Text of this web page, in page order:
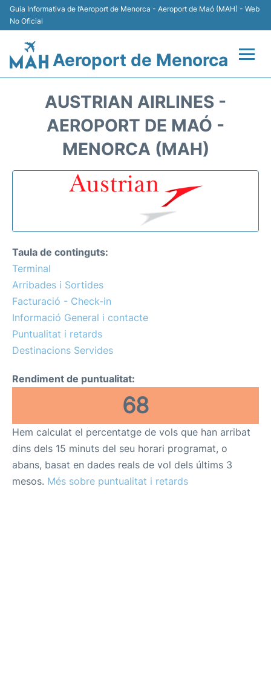
Guia Informativa de l’Aeroport de Menorca - Aeroport de Maó (MAH) - Web
No Oficial
Aeroport de Menorca
Més Info +
ca en es
AUSTRIAN AIRLINES -
AEROPORT DE MAÓ -
MENORCA (MAH)
Taula de continguts:
Terminal
Arribades i Sortides
Facturació - Check-in
Informació General i contacte
Puntualitat i retards
Destinacions Servides
Rendiment de puntualitat:
68
Hem calculat el percentatge de vols que han arribat
dins dels 15 minuts del seu horari programat, o
abans, basat en dades reals de vol dels últims 3
mesos. Més sobre puntualitat i retards